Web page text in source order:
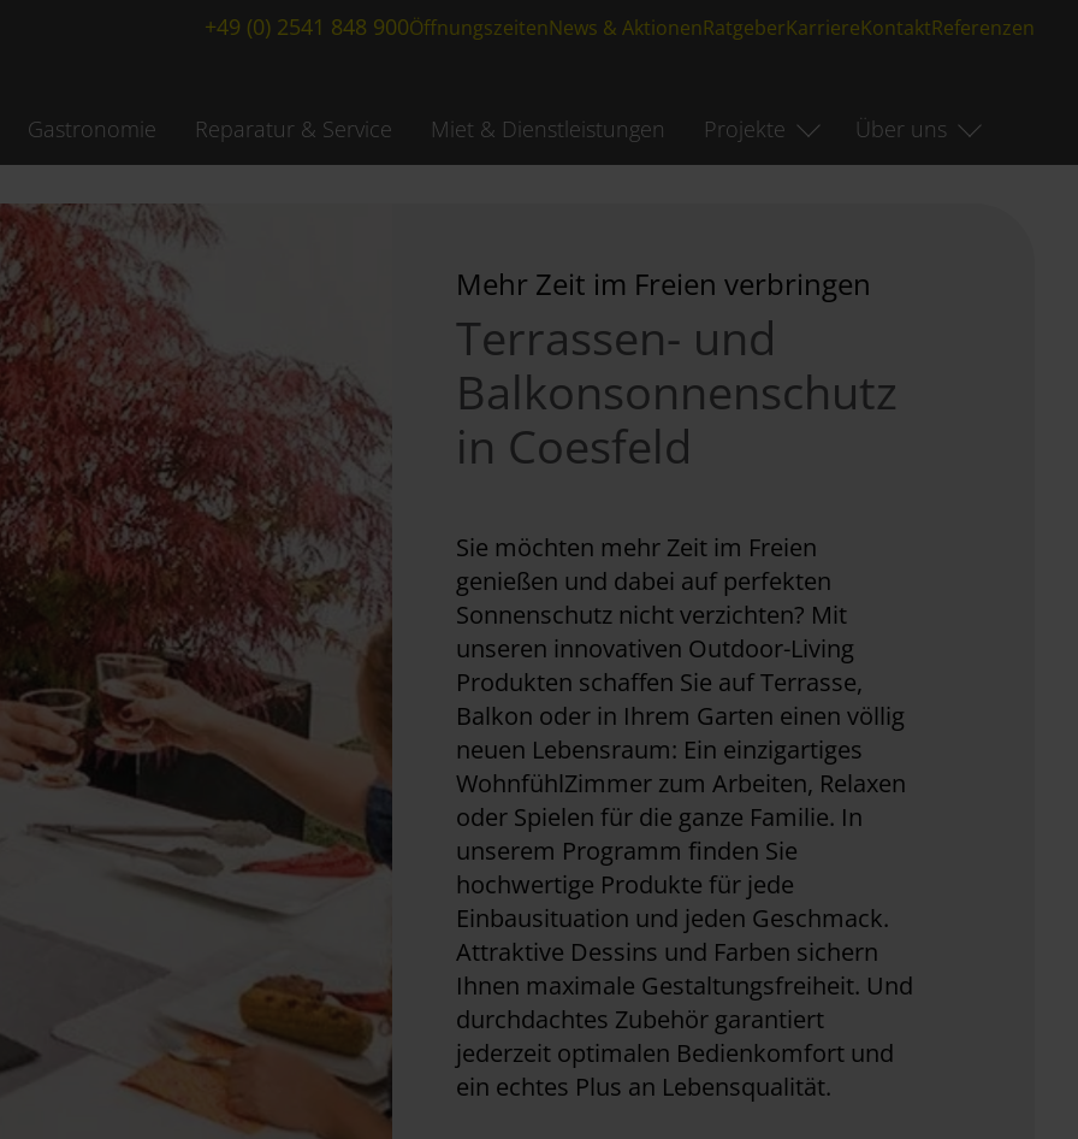
+49 (0) 2541 848 900ÖffnungszeitenNews & AktionenRatgeberKarriereKontaktReferenzen
Gastronomie Reparatur & Service Miet & Dienstleistungen Projekte Über uns
Mehr Zeit im Freien verbringen
Terrassen- und
Balkonsonnenschutz
in Coesfeld
Sie möchten mehr Zeit im Freien
genießen und dabei auf perfekten
Sonnenschutz nicht verzichten? Mit
unseren innovativen Outdoor-Living
Produkten schaffen Sie auf Terrasse,
Balkon oder in Ihrem Garten einen völlig
neuen Lebensraum: Ein einzigartiges
WohnfühlZimmer zum Arbeiten, Relaxen
oder Spielen für die ganze Familie. In
unserem Programm finden Sie
hochwertige Produkte für jede
Einbausituation und jeden Geschmack.
Attraktive Dessins und Farben sichern
Ihnen maximale Gestaltungsfreiheit. Und
durchdachtes Zubehör garantiert
jederzeit optimalen Bedienkomfort und
ein echtes Plus an Lebensqualität.